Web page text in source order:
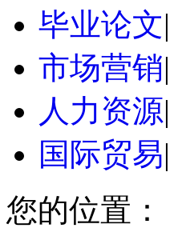
毕业论文|
市场营销|
人力资源|
国际贸易|
您的位置：